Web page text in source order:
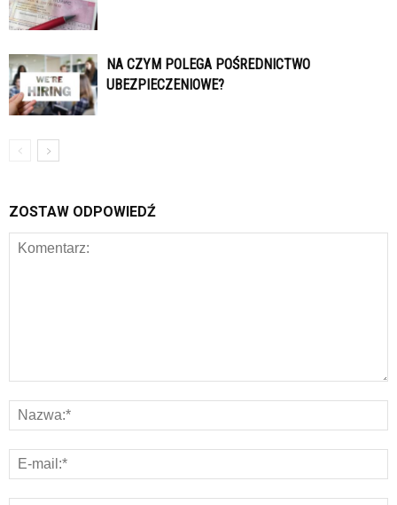
NA CZYM POLEGA POŚREDNICTWO
UBEZPIECZENIOWE?
ZOSTAW ODPOWIEDŹ